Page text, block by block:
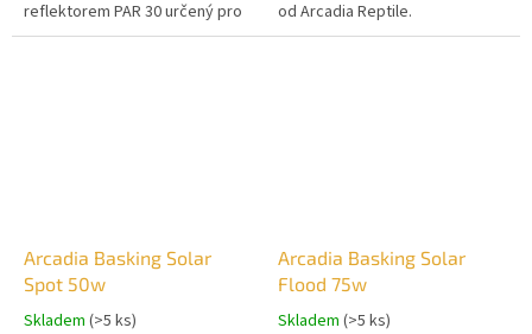
reflektorem PAR 30 určený pro
vyhřívání terárií. Vysoká
od Arcadia Reptile.
Arcadia Basking Solar
Spot 50w
Skladem (>5 ks)
Arcadia Basking Solar
Flood 75w
Skladem (>5 ks)